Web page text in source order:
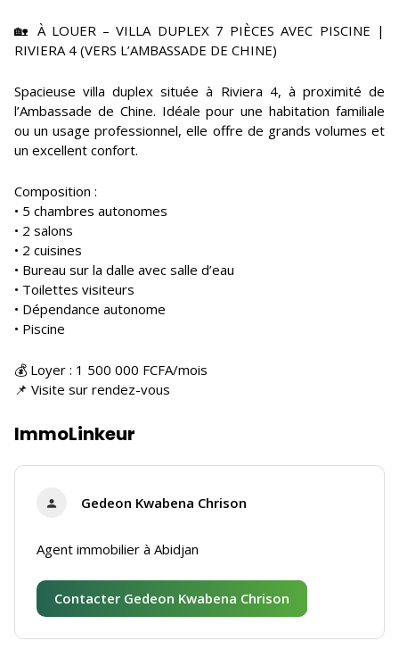
🏡 À LOUER – VILLA DUPLEX 7 PIÈCES AVEC PISCINE |
RIVIERA 4 (VERS L’AMBASSADE DE CHINE)
Spacieuse villa duplex située à Riviera 4, à proximité de
l’Ambassade de Chine. Idéale pour une habitation familiale
ou un usage professionnel, elle offre de grands volumes et
un excellent confort.
Composition :
• 5 chambres autonomes
• 2 salons
• 2 cuisines
• Bureau sur la dalle avec salle d’eau
• Toilettes visiteurs
• Dépendance autonome
• Piscine
💰 Loyer : 1 500 000 FCFA/mois
📌 Visite sur rendez-vous
ImmoLinkeur
Gedeon Kwabena Chrison
Agent immobilier à Abidjan
Contacter Gedeon Kwabena Chrison